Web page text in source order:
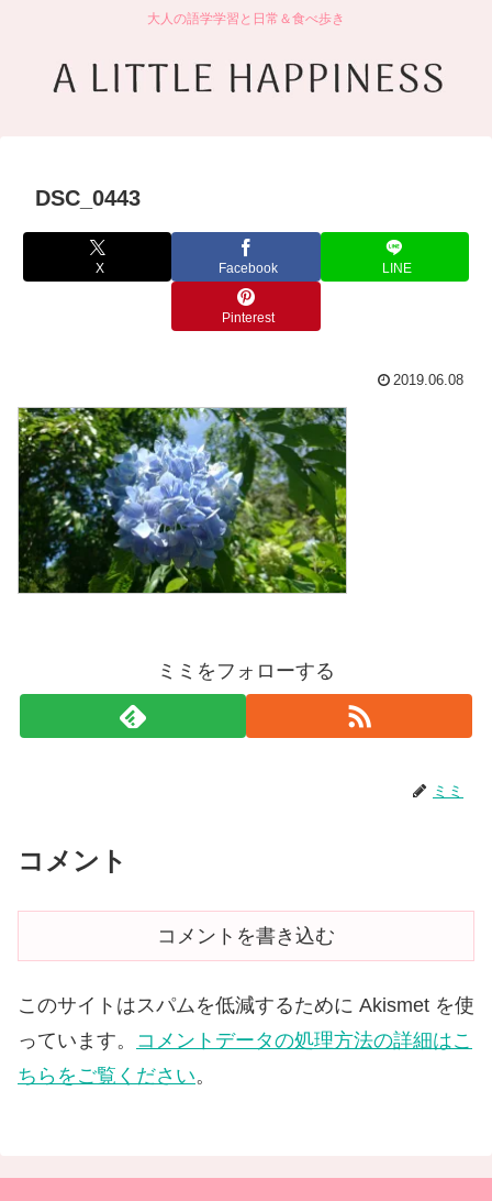
大人の語学学習と日常＆食べ歩き
DSC_0443
X Facebook LINE
Pinterest
2019.06.08
ミミをフォローする
ミミ
コメント
コメントを書き込む
このサイトはスパムを低減するために Akismet を使
っています。 コメントデータの処理方法の詳細はこ
ちらをご覧ください。